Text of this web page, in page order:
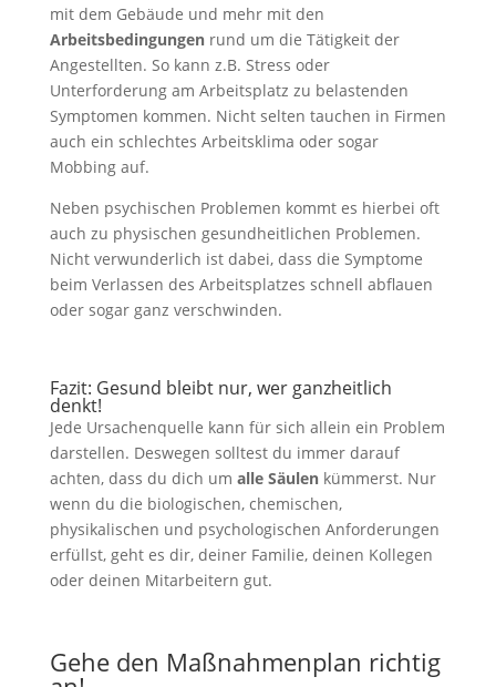
mit dem Gebäude und mehr mit den
Arbeitsbedingungenrund um die Tätigkeit der
Angestellten. So kann z.B. Stress oder
Unterforderung am Arbeitsplatz zu belastenden
Symptomen kommen. Nicht selten tauchen in Firmen
auch ein schlechtes Arbeitsklima oder sogar
Mobbing auf.
Neben psychischen Problemen kommt es hierbei oft
auch zu physischen gesundheitlichen Problemen.
Nicht verwunderlich ist dabei, dass die Symptome
beim Verlassen des Arbeitsplatzes schnell abflauen
oder sogar ganz verschwinden.
Fazit: Gesund bleibt nur, wer ganzheitlich
denkt!
Jede Ursachenquelle kann für sich allein ein Problem
darstellen. Deswegen solltest du immer darauf
achten, dass du dich um alle Säulenkümmerst. Nur
wenn du die biologischen, chemischen,
physikalischen und psychologischen Anforderungen
erfüllst, geht es dir, deiner Familie, deinen Kollegen
oder deinen Mitarbeitern gut.
Gehe den Maßnahmenplan richtig